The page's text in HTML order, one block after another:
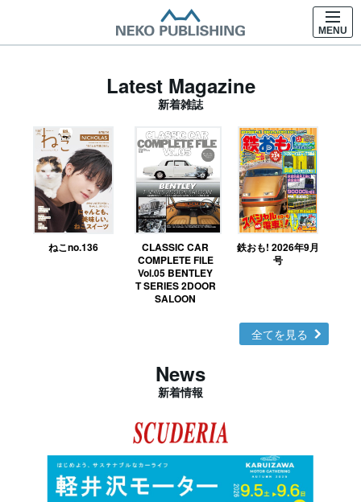
MENU
Latest Magazine
新着雑誌
ねこno.136
CLASSIC CAR
COMPLETE FILE
Vol.05 BENTLEY
T SERIES 2DOOR
SALOON
鉄おも! 2026年9月
号
全てを見る
News
新着情報